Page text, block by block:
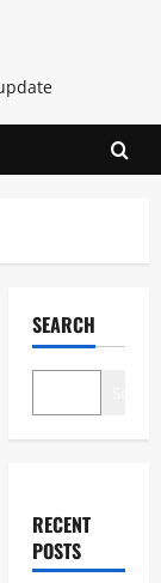
SEARCH
RECENT
POSTS